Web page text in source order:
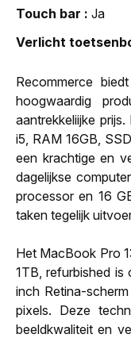
Touch bar
Ja
Verlicht
Recommerce
hoogwaardig
aantrekkeliijke
i5, RAM 16GB,
een krachtige en
dagelijkse
processor en 16
taken tegelijk
Het MacBook Pro
1TB, refurbished is
inch Retina-
pixels. Deze
beeldkwaliteit en